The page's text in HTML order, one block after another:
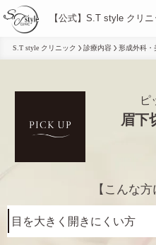
【公式】S.T style クリニ
S.T style クリニック 診療内容 形成外科・
ピ
眉下
【こんな
目を大きく開きにくい方